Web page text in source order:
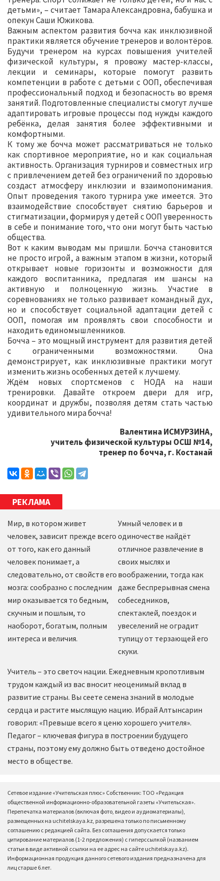
детьми», – считает Тамара Александровна, бабушка и
опекун Саши Южикова.
Важным аспектом развития бочча как инклюзивной
практики является обучение тренеров и волонтёров.
Будучи тренером на курсах повышения учителей
физической культуры, я провожу мастер-классы,
лекции и семинары, которые помогут развить
компетенции в работе с детьми с ООП, обеспечивая
профессиональный подход и безопасность во время
занятий. Подготовленные специалисты смогут лучше
адаптировать игровые процессы под нужды каждого
ребёнка, делая занятия более эффективными и
комфортными.
К тому же бочча может рассматриваться не только
как спортивное мероприятие, но и как социальная
активность. Организация турниров и совместных игр
с привлечением детей без ограничений по здоровью
создаст атмосферу инклюзии и взаимопонимания.
Опыт проведения такого турнира уже имеется. Это
взаимодействие способствует снятию барьеров и
стигматизации, формируя у детей с ООП уверенность
в себе и понимание того, что они могут быть частью
общества.
Вот к каким выводам мы пришли. Бочча становится
не просто игрой, а важным этапом в жизни, который
открывает новые горизонты и возможности для
каждого воспитанника, предлагая им шансы на
активную и полноценную жизнь. Участие в
соревнованиях не только развивает командный дух,
но и способствует социальной адаптации детей с
ООП, помогая им проявлять свои способности и
находить единомышленников.
Бочча – это мощный инструмент для развития детей
с ограниченными возможностями. Она
демонстрирует, как инклюзивные практики могут
изменить жизнь особенных детей к лучшему.
Ждём новых спортсменов с НОДА на наши
тренировки. Давайте откроем двери для игр,
координат и дружбы, позволяя детям стать частью
удивительного мира бочча!
Валентина ИСМУРЗИНА,
учитель физической культуры ОСШ №14,
тренер по бочча, г. Костанай
РЕКЛАМА
Мир, в котором живет
человек, зависит прежде всего
от того, как его данный
человек понимает, а
следовательно, от свойств его
мозга: сообразно с последним
мир оказывается то бедным,
скучным и пошлым, то
наоборот, богатым, полным
интереса и величия.
Умный человек и в
одиночестве найдёт
отличное развлечение в
своих мыслях и
воображении, тогда как
даже беспрерывная смена
собеседников,
спектаклей, поездок и
увеселений не оградит
тупицу от терзающей его
скуки.
Учитель – это светоч нации. Ежедневным кропотливым
трудом каждый из вас вносит неоценимый вклад в
развитие страны. Вы сеете семена знаний в молодые
сердца и растите мыслящую нацию. Ибрай Алтынсарин
говорил: «Превыше всего я ценю хорошего учителя».
Педагог – ключевая фигура в построении будущего
страны, поэтому ему должно быть отведено достойное
место в обществе.
Сетевое издание «Учительская плюс» Собственник: ТОО «Редакция
общественной информационно-образовательной газеты «Учительская».
Перепечатка материалов (включая фото, видео и аудиоматериалы),
размещенных на uchitelskaya.kz, разрешена только по письменному
соглашению с редакцией сайта. Без соглашения допускается только
цитирование материалов (1-2 предложения) с гиперссылкой (названием
статьи в виде активной ссылки на ее адрес на сайте uchitelskaya.kz).
Информационная продукция данного сетевого издания предназначена для
лиц старше 6 лет.